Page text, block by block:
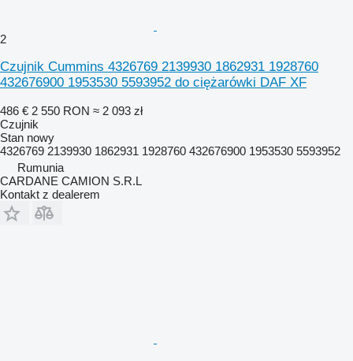
2
Czujnik Cummins 4326769 2139930 1862931 1928760
432676900 1953530 5593952 do ciężarówki DAF XF
486 € 2 550 RON ≈ 2 093 zł
Czujnik
Stan nowy
4326769 2139930 1862931 1928760 432676900 1953530 5593952
Rumunia
CARDANE CAMION S.R.L
Kontakt z dealerem